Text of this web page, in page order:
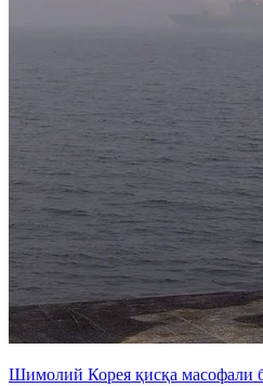
Шимолий Корея қисқа масофали